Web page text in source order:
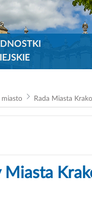
miasto Rada Miasta
Miasta